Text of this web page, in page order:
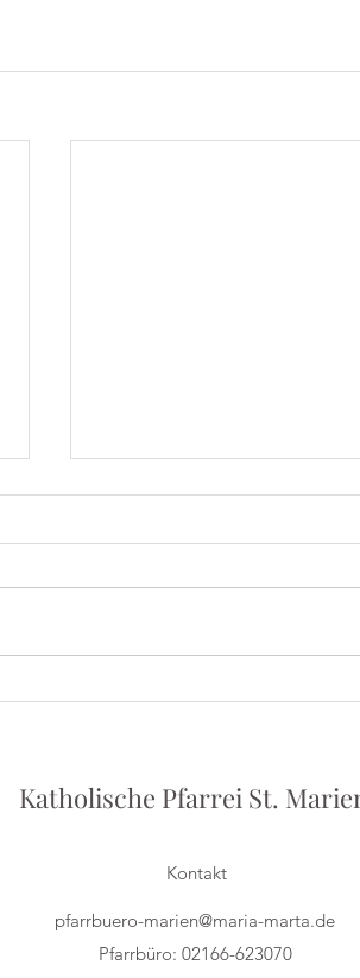
Katholische Pfarrei St.
Kontakt
pfarrbuero-marien@maria-marta.de
Pfarrbüro: 02166-623070